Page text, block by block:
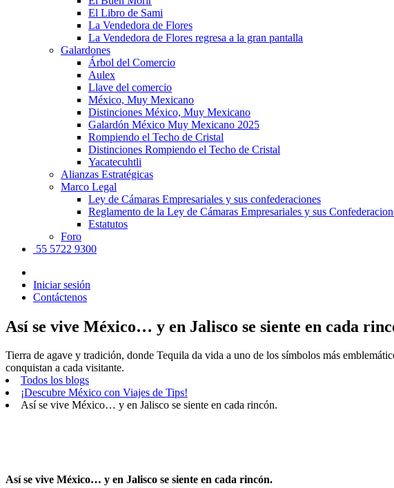
El Libro de Sami
La Vendedora de Flores
La Vendedora de Flores regresa a la gran pantalla
Galardones
Árbol del Comercio
Aulex
Llave del comercio
México, Muy Mexicano
Distinciones México, Muy Mexicano
Galardón México Muy Mexicano 2025
Rompiendo el Techo de Cristal
Distinciones Rompiendo el Techo de Cristal
Yacatecuhtli
Alianzas Estratégicas
Marco Legal
Ley de Cámaras Empresariales y sus confederaciones
Reglamento de la Ley de Cámaras Empresariales y sus
Estatutos
Foro
55 5722 9300
Iniciar sesión
Contáctenos
Así se vive México… y en Jalisco se siente en cada
Tierra de agave y tradición, donde Tequila da vida a uno de los símbolos más
conquistan a cada visitante.
Todos los blogs
¡Descubre México con Viajes de Tips!
Así se vive México… y en Jalisco se siente en cada rincón.
Así se vive México… y en Jalisco se siente en cada rincón.